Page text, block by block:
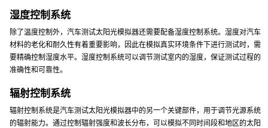
湿度控制系统
除了温度控制外，汽车测试太阳光模拟器还需要配备湿度控制系统。湿度对汽车
材料的老化和耐久性有着重要影响，因此在模拟真实环境条件下进行测试时，需
要精确控制湿度水平。湿度控制系统可以调节测试室内的湿度，保证测试过程的
准确性和可靠性。
辐射控制系统
辐射控制系统是汽车测试太阳光模拟器中的另一个关键部件，用于调节光源系统
的辐射能力。通过控制辐射强度和波长分布，可以模拟不同时间段和地区的太阳